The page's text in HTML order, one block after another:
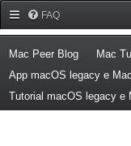
FAQ
Mac Peer Blog(Opens a
Mac
App macOS legacy e
Tutorial macOS legacy e